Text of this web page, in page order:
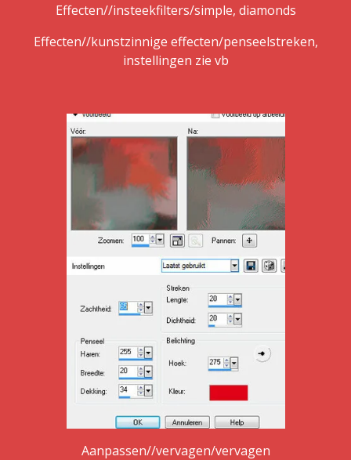
Effecten//insteekfilters/simple, diamonds
Effecten//kunstzinnige effecten/penseelstreken,
instellingen zie vb
Aanpassen//vervagen/vervagen